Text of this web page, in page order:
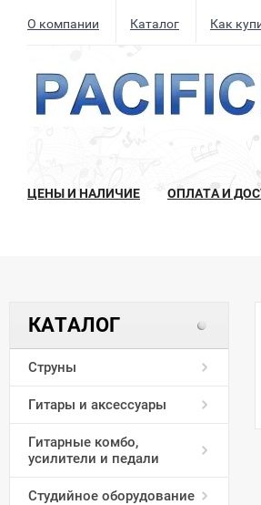
О компании Каталог Как
ЦЕНЫ И НАЛИЧИЕ ОПЛАТА И
КАТАЛОГ
Струны
Гитары и аксессуары
Гитарные комбо,
усилители и педали
Студийное оборудование